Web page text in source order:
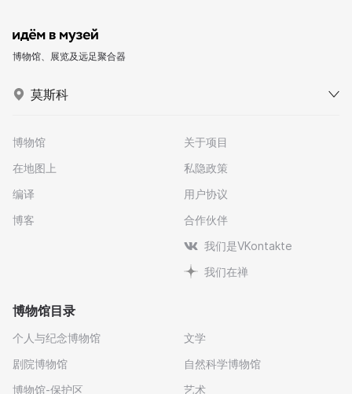
博物馆、展览及远足聚合器
莫斯科
博物馆
在地图上
编译
博客
关于项目
私隐政策
用户协议
合作伙伴
我们是VKontakte
我们在禅
博物馆目录
个人与纪念博物馆
剧院博物馆
博物馆-保护区
文学
自然科学博物馆
艺术